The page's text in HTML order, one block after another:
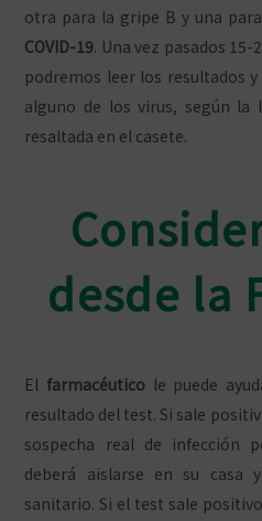
otra para la gripe B y una
COVID-19. Una vez pasados
podremos leer los resultados
alguno de los virus, según la
resaltada en el casete.
desde la
El farmacéuticole puede
resultado del test. Si sale
sospecha real de infección
deberá aislarse en su casa
sanitario. Si el test sale